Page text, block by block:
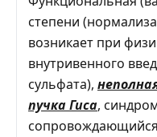
степени
возникает при
внутривенного
сульфата),
пучка Гиса,